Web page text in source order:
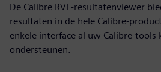
De Calibre RVE-resultatenviewer
resultaten in de hele Calibre-
enkele interface al uw Calibre-tools
ondersteunen.